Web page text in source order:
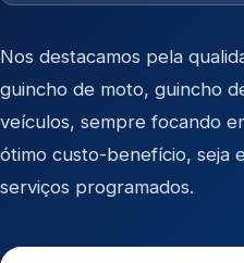
Nos destacamos pela
guincho de moto, guincho
veículos, sempre focando
ótimo custo-benefício, seja
serviços programados.